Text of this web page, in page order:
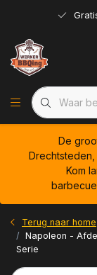
De
Kom
Terug naar home
Napoleon -
Serie